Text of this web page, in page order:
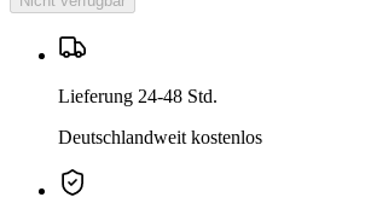
Lieferung 24-48 Std.
Deutschlandweit kostenlos